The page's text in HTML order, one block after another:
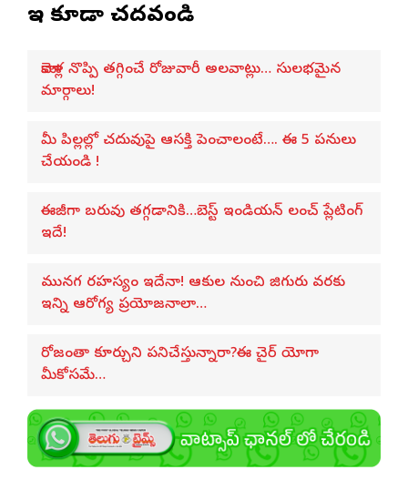
ఇవి కూడా చదవండి
మోకాళ్ల నొప్పి తగ్గించే రోజువారీ అలవాట్లు… సులభమైన
మార్గాలు!
మీ పిల్లల్లో చదువుపై ఆసక్తి పెంచాలంటే…. ఈ 5 పనులు
చేయండి !
ఈజీగా బరువు తగ్గడానికి…బెస్ట్ ఇండియన్ లంచ్ ప్లేటింగ్
ఇదే!
మునగ రహస్యం ఇదేనా! ఆకుల నుంచి జిగురు వరకు
ఇన్ని ఆరోగ్య ప్రయోజనాలా…
రోజంతా కూర్చుని పనిచేస్తున్నారా?ఈ చైర్ యోగా
మీకోసమే…